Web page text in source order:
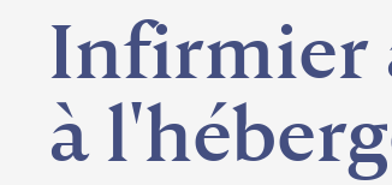
Infirmier
à